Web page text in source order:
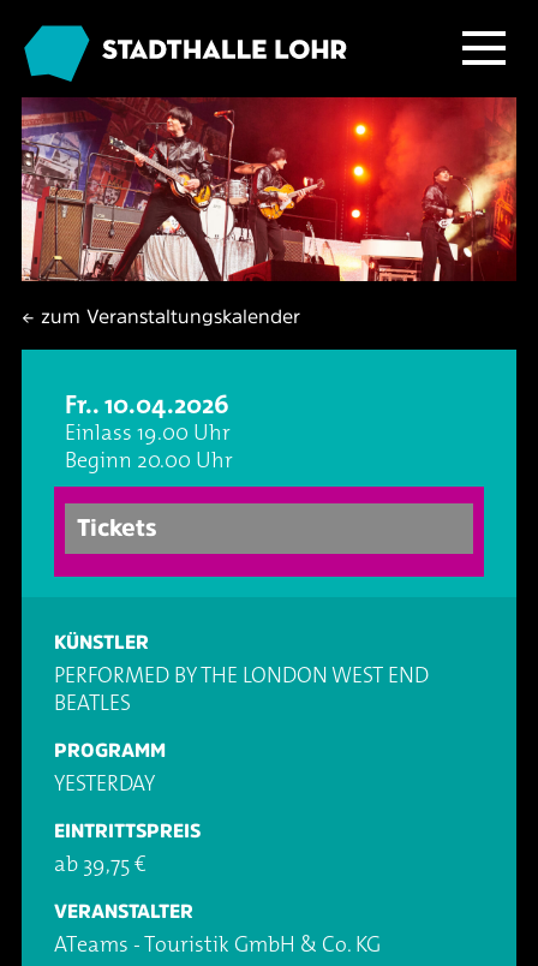
Programm
Übersicht
Ballett & Tanz
Familie
Kabarett & Comedy
Konzerte
Oper & Operette
Party
Theater & Musical
Vorträge & Lesungen
Kafé Klinker
Service
Neuigkeiten
Tickets
Anreise & Parken
Hotels & Übernachtung
Essen & Trinken
Barrierefreiheit
Über Lohr a.Main
FAQ – Fragen & Antworten
Kontakt
Das Haus
Großer Saal
Foyer und Galerie
Seminarbereich
Technik
Downloads
Geschichte
Jobs
Ansprechpartner
Buchungsanfrage
Kafé Klinker
Jobs im Kafé Klinker
← zum Veranstaltungskalender
Fr.. 10.04.2026
Einlass 19.00 Uhr
Beginn 20.00 Uhr
Tickets
KÜNSTLER
PERFORMED BY THE LONDON WEST END
BEATLES
PROGRAMM
YESTERDAY
EINTRITTSPREIS
ab 39,75 €
VERANSTALTER
ATeams - Touristik GmbH & Co. KG